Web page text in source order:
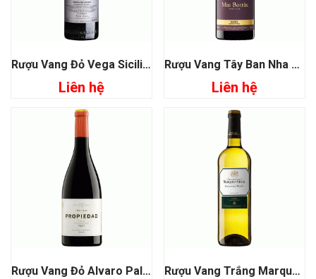
Rượu Vang Đỏ Vega Sicilia Tinto Valbuena 5° Ribera Del Duero
Liên hệ
Rượu Vang Tây Ban Nha Torres Mas Borras Pinot Noir
Liên hệ
Rượu Vang Đỏ Alvaro Palacios Propiedad Rioja Rượu Vang Trắng Marques De Riscal Sauvignon Blanc